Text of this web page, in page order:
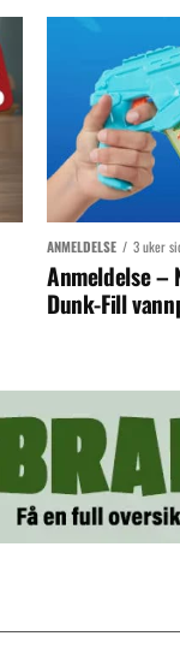
ANMELDELSE 3 uker
Anmeldelse –
Dunk-Fill